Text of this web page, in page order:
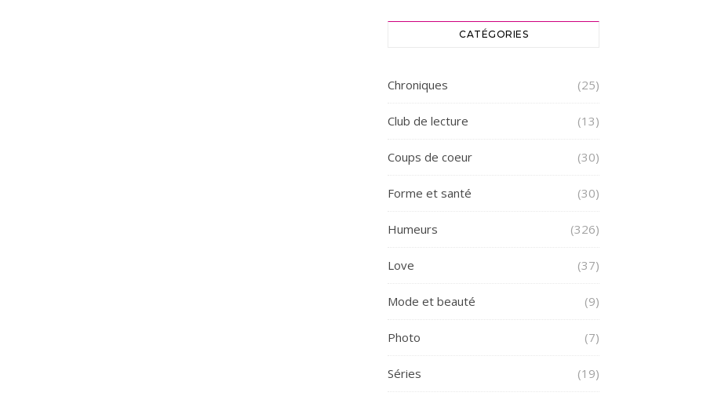
CATÉGORIES
Chroniques (25)
Club de lecture (13)
Coups de coeur (30)
Forme et santé (30)
Humeurs (326)
Love (37)
Mode et beauté (9)
Photo (7)
Séries (19)